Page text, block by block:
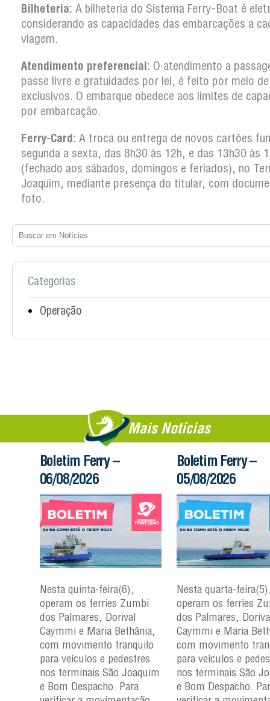
Bilheteria: A bilheteria do Sistema Ferry-Boat é
considerando as capacidades das embarcações a
viagem.
Atendimento preferencial: O atendimento a
passe livre e gratuidades por lei, é feito por meio
exclusivos. O embarque obedece aos limites de
por embarcação.
Ferry-Card: A troca ou entrega de novos cartões
segunda a sexta, das 8h30 às 12h, e das 13h30 às
(fechado aos sábados, domingos e feriados), no
Joaquim, mediante presença do titular, com
foto.
Categorias
Operação
Mais Notícias
Boletim Ferry –
06/08/2026
Nesta quinta-feira(6),
operam os ferries Zumbi
dos Palmares, Dorival
Caymmi e Maria Bethânia,
com movimento tranquilo
para veículos e pedestres
nos terminais São Joaquim
e Bom Despacho. Para
Boletim Ferry –
05/08/2026
Nesta quarta-
operam os ferries
dos Palmares,
Caymmi e Maria
com movimento
para veículos e
nos terminais São
e Bom Despacho.